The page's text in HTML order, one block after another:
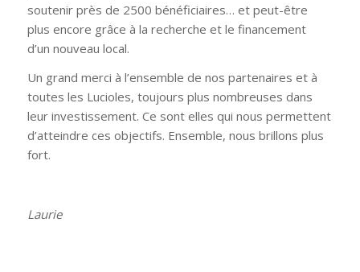
soutenir près de 2500 bénéficiaires… et peut-être
plus encore grâce à la recherche et le financement
d’un nouveau local.
Un grand merci à l’ensemble de nos partenaires et à
toutes les Lucioles, toujours plus nombreuses dans
leur investissement. Ce sont elles qui nous permettent
d’atteindre ces objectifs. Ensemble, nous brillons plus
fort.
Laurie